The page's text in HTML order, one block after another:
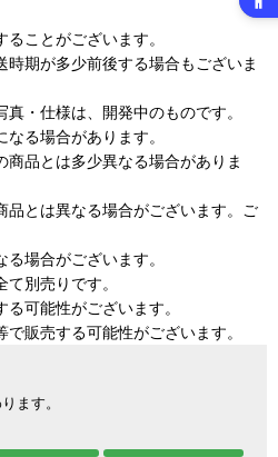
ことがございます。
期が多少前後する場合もございま
・仕様は、開発中のものです。
る場合があります。
品とは多少異なる場合がありま
とは異なる場合がございます。ご
場合がございます。
別売りです。
可能性がございます。
販売する可能性がございます。
ます。